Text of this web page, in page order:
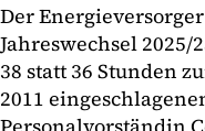
Der
Jahreswechsel 2025/
38 statt 36 Stunden
2011